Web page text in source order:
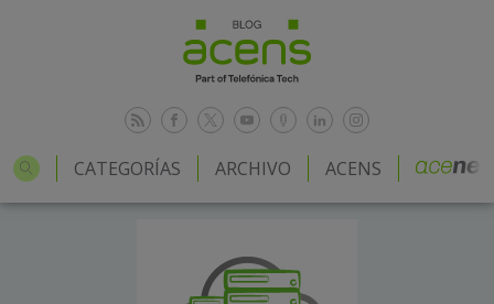
CATEGORÍAS ARCHIVO ACENS